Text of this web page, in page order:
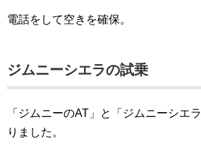
電話をして空きを確保。
ジムニーシエラの試乗
「ジムニーのAT」と「ジムニーシエ
りました。